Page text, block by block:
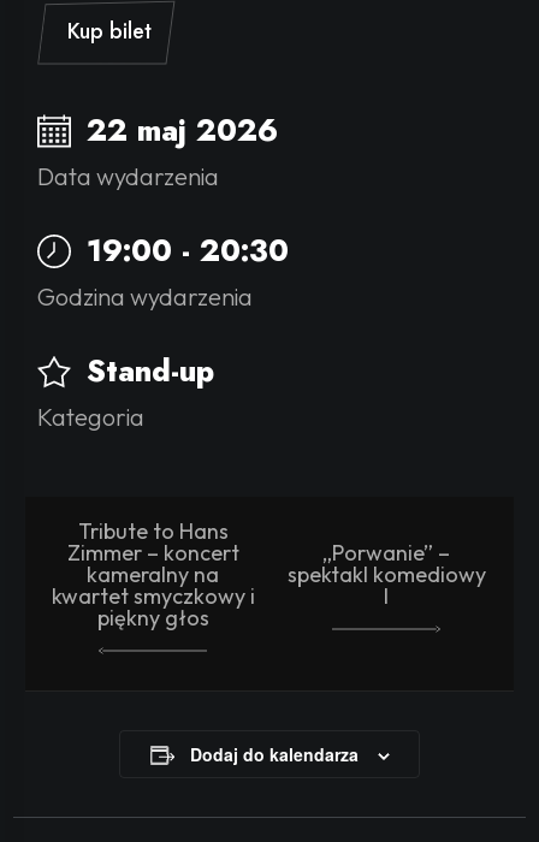
Kup bilet
22 maj 2026
Data wydarzenia
19:00 - 20:30
Godzina wydarzenia
Stand-up
Kategoria
Tribute to Hans
Zimmer – koncert
kameralny na
kwartet smyczkowy i
piękny głos
„Porwanie” –
spektakl komediowy
I
Dodaj do kalendarza